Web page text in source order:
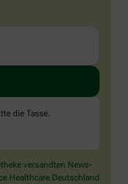
die Tasse.
versandten News-
Healthcare Deutschland